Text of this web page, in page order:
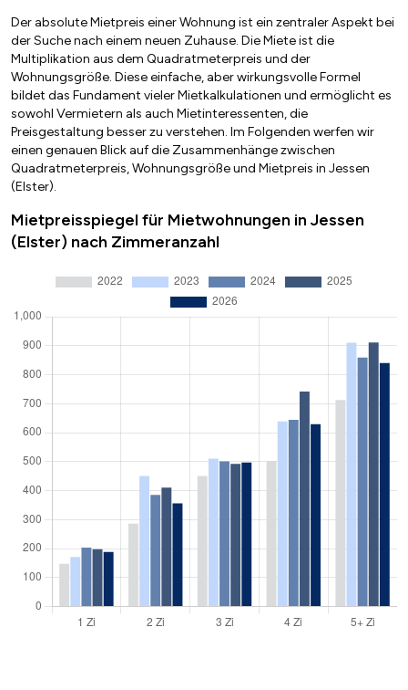
Der absolute Mietpreis einer Wohnung ist ein zentraler Aspekt bei
der Suche nach einem neuen Zuhause. Die Miete ist die
Multiplikation aus dem Quadratmeterpreis und der
Wohnungsgröße. Diese einfache, aber wirkungsvolle Formel
bildet das Fundament vieler Mietkalkulationen und ermöglicht es
sowohl Vermietern als auch Mietinteressenten, die
Preisgestaltung besser zu verstehen. Im Folgenden werfen wir
einen genauen Blick auf die Zusammenhänge zwischen
Quadratmeterpreis, Wohnungsgröße und Mietpreis in Jessen
(Elster).
Mietpreisspiegel für Mietwohnungen in Jessen
(Elster) nach Zimmeranzahl